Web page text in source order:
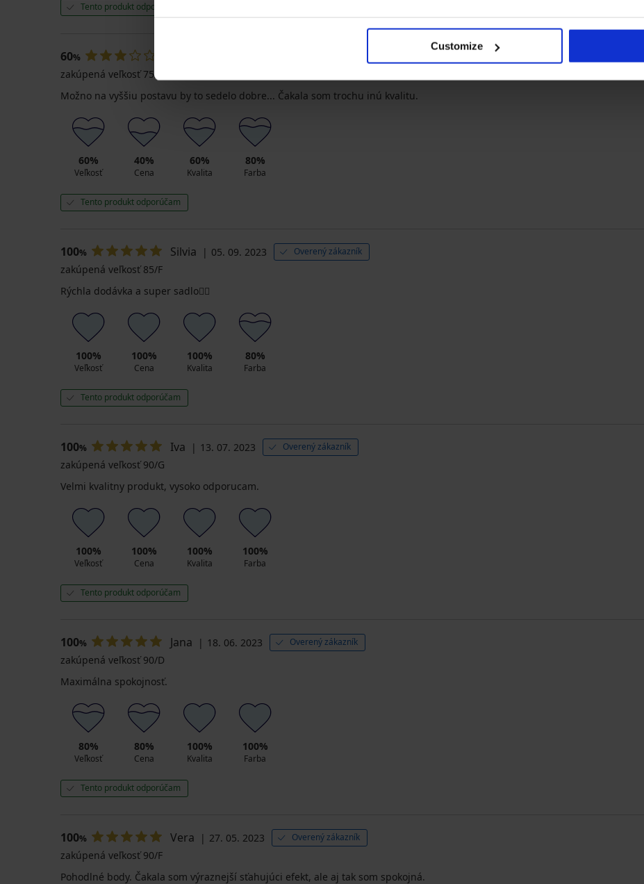
Customize
Tento produkt odporúčam
60%
zakúpená veľkosť 75/F
Možno na vyššiu postavu by to sedelo dobre... Čakala som trochu inú kvalitu.
60%
Veľkosť
40%
Cena
60%
Kvalita
80%
Farba
Tento produkt odporúčam
100% Silvia 05. 09. 2023 Overený zákazník
zakúpená veľkosť 85/F
Rýchla dodávka a super sadlo👍🏻
100%
Veľkosť
100%
Cena
100%
Kvalita
80%
Farba
Tento produkt odporúčam
100% Iva 13. 07. 2023 Overený zákazník
zakúpená veľkosť 90/G
Velmi kvalitny produkt, vysoko odporucam.
100%
Veľkosť
100%
Cena
100%
Kvalita
100%
Farba
Tento produkt odporúčam
100% Jana 18. 06. 2023 Overený zákazník
zakúpená veľkosť 90/D
Maximálna spokojnosť.
80%
Veľkosť
80%
Cena
100%
Kvalita
100%
Farba
Tento produkt odporúčam
100% Vera 27. 05. 2023 Overený zákazník
zakúpená veľkosť 90/F
Pohodlné body. Čakala som výraznejší sťahujúci efekt, ale aj tak som spokojná.